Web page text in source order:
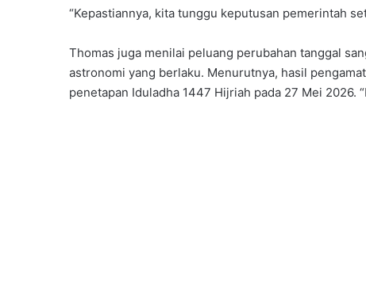
“Kepastiannya, kita tunggu keputusan pemerintah
Thomas juga menilai peluang perubahan tanggal
astronomi yang berlaku. Menurutnya, hasil
penetapan Iduladha 1447 Hijriah pada 27 Mei 2026.